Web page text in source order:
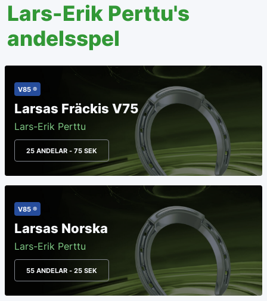
Lars-Erik Perttu's
andelsspel
V85 ®
Larsas Fräckis V75
Lars-Erik Perttu
25 ANDELAR - 75 SEK
V85 ®
Larsas Norska
Lars-Erik Perttu
55 ANDELAR - 25 SEK